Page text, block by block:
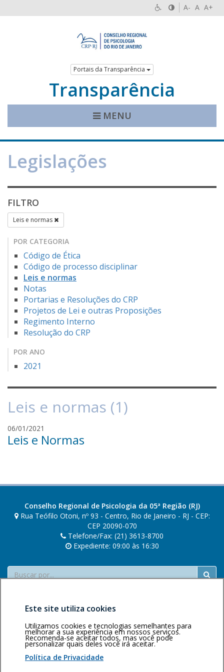
A- A A+
Portais da Transparência
Transparência
MENU
Legislações
FILTRO
Leis e normas
POR CATEGORIA
Código de Ética
Código de processo disciplinar
Leis e normas
Notas
Portarias e Resoluções do CRP
Projetos de Lei e outras Proposições
Regimento Interno
Resolução do CRP
POR ANO
2021
Leis e normas (1)
06/01/2021
a
m
r
e
Leis e Normas
Conselho Regional de Psicologia da 05ª Região (RJ)
Rua Teófilo Otoni, nº 93 - Centro, Rio de Janeiro - RJ - CEP:
CEP 20090-070
Telefone/Fax: (21) 3613-8700
Expediente: 09:00 às 16:30
Buscar
Área restritaPolítica de
privacidadePersonalização
de cookies
Este site utiliza cookies
Utilizamos cookies e tecnologias semelhantes para
melhorar a sua experiência em nossos serviços.
Recomenda-se aceitar todos, mas você pode
personalizar quais deles você irá aceitar.
Política de Privacidade